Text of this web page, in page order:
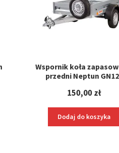
Wspornik koła
przedni Neptun
150,00 zł
Dodaj do koszyka